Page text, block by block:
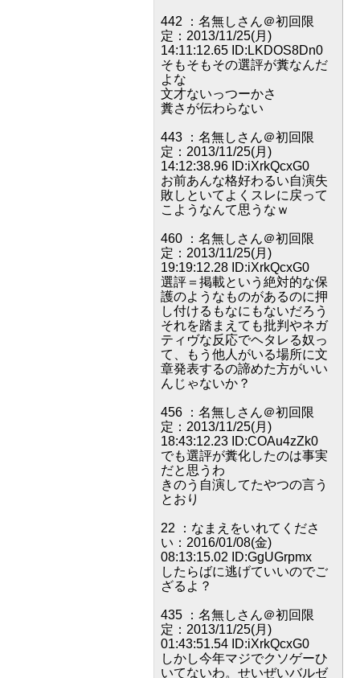
442 ：名無しさん＠初回限
定：2013/11/25(月)
14:11:12.65 ID:LKDOS8Dn0
そもそもその選評が糞なんだ
よな
文才ないっつーかさ
糞さが伝わらない
443 ：名無しさん＠初回限
定：2013/11/25(月)
14:12:38.96 ID:iXrkQcxG0
お前あんな格好わるい自演失
敗しといてよくスレに戻って
こようなんて思うなｗ
460 ：名無しさん＠初回限
定：2013/11/25(月)
19:19:12.28 ID:iXrkQcxG0
選評＝掲載という絶対的な保
護のようなものがあるのに押
し付けるもなにもないだろう
それを踏まえても批判やネガ
ティヴな反応でヘタレる奴っ
て、もう他人がいる場所に文
章発表するの諦めた方がいい
んじゃないか？
456 ：名無しさん＠初回限
定：2013/11/25(月)
18:43:12.23 ID:COAu4zZk0
でも選評が糞化したのは事実
だと思うわ
きのう自演してたやつの言う
とおり
22 ：なまえをいれてくださ
い：2016/01/08(金)
08:13:15.02 ID:GgUGrpmx
したらばに逃げていいのでご
ざるよ？
435 ：名無しさん＠初回限
定：2013/11/25(月)
01:43:51.54 ID:iXrkQcxG0
しかし今年マジでクソゲーひ
いてないわ。せいぜいバルゼ